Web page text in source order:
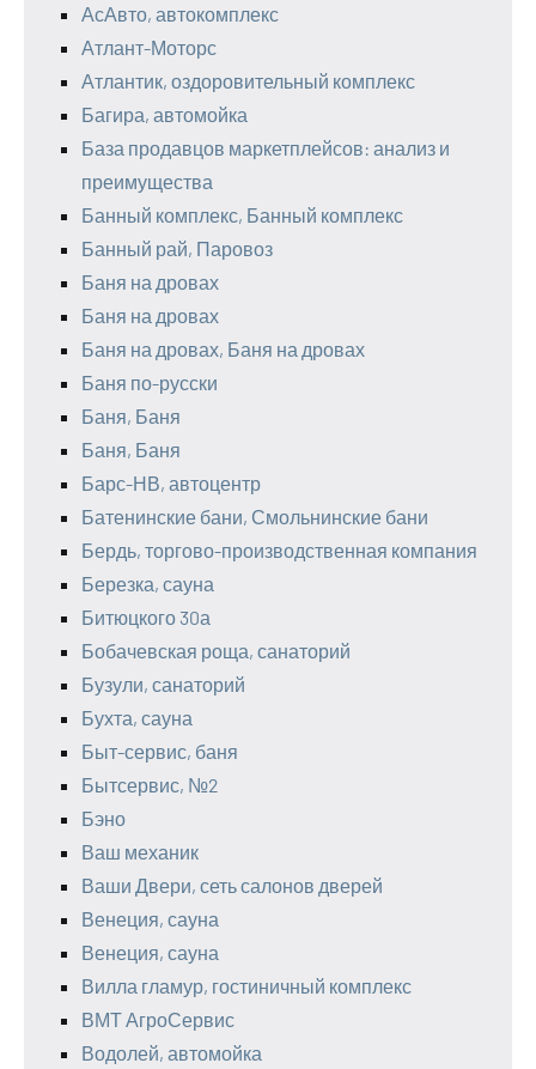
АсАвто, автокомплекс
Атлант-Моторс
Атлантик, оздоровительный комплекс
Багира, автомойка
База продавцов маркетплейсов: анализ и
преимущества
Банный комплекс, Банный комплекс
Банный рай, Паровоз
Баня на дровах
Баня на дровах
Баня на дровах, Баня на дровах
Баня по-русски
Баня, Баня
Баня, Баня
Барс-НВ, автоцентр
Батенинские бани, Смольнинские бани
Бердь, торгово-производственная компания
Березка, сауна
Битюцкого 30а
Бобачевская роща, санаторий
Бузули, санаторий
Бухта, сауна
Быт-сервис, баня
Бытсервис, №2
Бэно
Ваш механик
Ваши Двери, сеть салонов дверей
Венеция, сауна
Венеция, сауна
Вилла гламур, гостиничный комплекс
ВМТ АгроСервис
Водолей, автомойка